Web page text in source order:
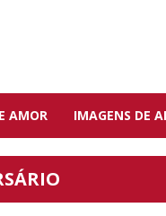
AMOR IMAGENS DE